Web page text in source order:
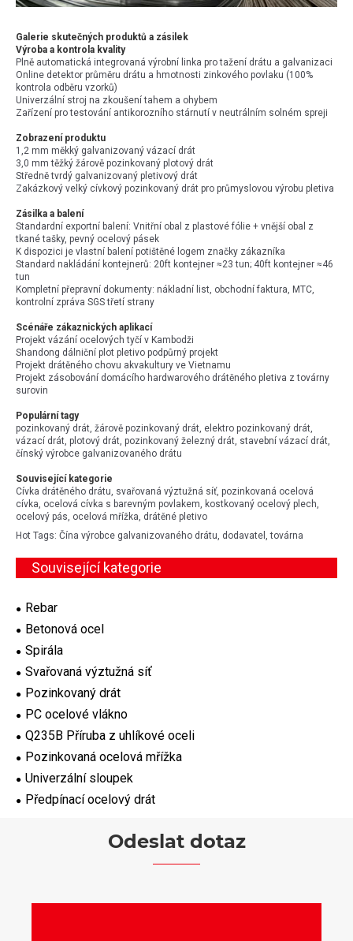
Galerie skutečných produktů a zásilek
Výroba a kontrola kvality
Plně automatická integrovaná výrobní linka pro tažení drátu a galvanizaci
Online detektor průměru drátu a hmotnosti zinkového povlaku (100%
kontrola odběru vzorků)
Univerzální stroj na zkoušení tahem a ohybem
Zařízení pro testování antikorozního stárnutí v neutrálním solném spreji
Zobrazení produktu
1,2 mm měkký galvanizovaný vázací drát
3,0 mm těžký žárově pozinkovaný plotový drát
Středně tvrdý galvanizovaný pletivový drát
Zakázkový velký cívkový pozinkovaný drát pro průmyslovou výrobu pletiva
Zásilka a balení
Standardní exportní balení: Vnitřní obal z plastové fólie + vnější obal z
tkané tašky, pevný ocelový pásek
K dispozici je vlastní balení potištěné logem značky zákazníka
Standard nakládání kontejnerů: 20ft kontejner ≈23 tun; 40ft kontejner ≈46
tun
Kompletní přepravní dokumenty: nákladní list, obchodní faktura, MTC,
kontrolní zpráva SGS třetí strany
Scénáře zákaznických aplikací
Projekt vázání ocelových tyčí v Kambodži
Shandong dálniční plot pletivo podpůrný projekt
Projekt drátěného chovu akvakultury ve Vietnamu
Projekt zásobování domácího hardwarového drátěného pletiva z továrny
surovin
Populární tagy
pozinkovaný drát, žárově pozinkovaný drát, elektro pozinkovaný drát,
vázací drát, plotový drát, pozinkovaný železný drát, stavební vázací drát,
čínský výrobce galvanizovaného drátu
Související kategorie
Cívka drátěného drátu, svařovaná výztužná síť, pozinkovaná ocelová
cívka, ocelová cívka s barevným povlakem, kostkovaný ocelový plech,
ocelový pás, ocelová mřížka, drátěné pletivo
Hot Tags: Čína výrobce galvanizovaného drátu, dodavatel, továrna
Související kategorie
Rebar
Betonová ocel
Spirála
Svařovaná výztužná síť
Pozinkovaný drát
PC ocelové vlákno
Q235B Příruba z uhlíkové oceli
Pozinkovaná ocelová mřížka
Univerzální sloupek
Předpínací ocelový drát
Odeslat dotaz